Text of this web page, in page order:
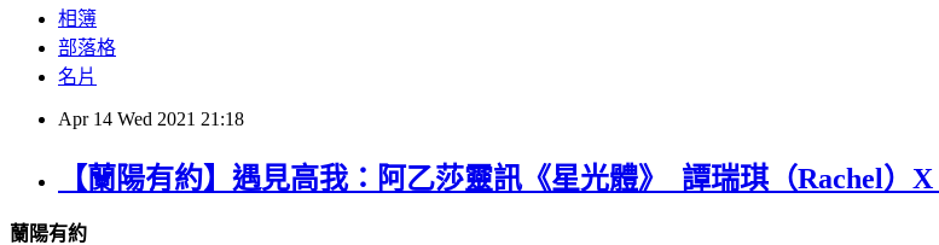
相簿
部落格
名片
Apr 14 Wed 2021 21:18
【蘭陽有約】遇見高我：阿乙莎靈訊《星光體》_譚瑞琪（Rachel）X
蘭陽有約